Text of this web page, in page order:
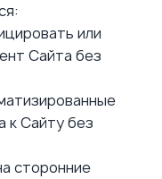
или
Сайта без
к Сайту без
сторонние